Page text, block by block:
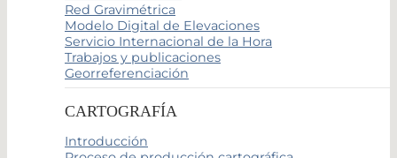
Red Gravimétrica
Modelo Digital de Elevaciones
Servicio Internacional de la Hora
Trabajos y publicaciones
Georreferenciación
CARTOGRAFÍA
Introducción